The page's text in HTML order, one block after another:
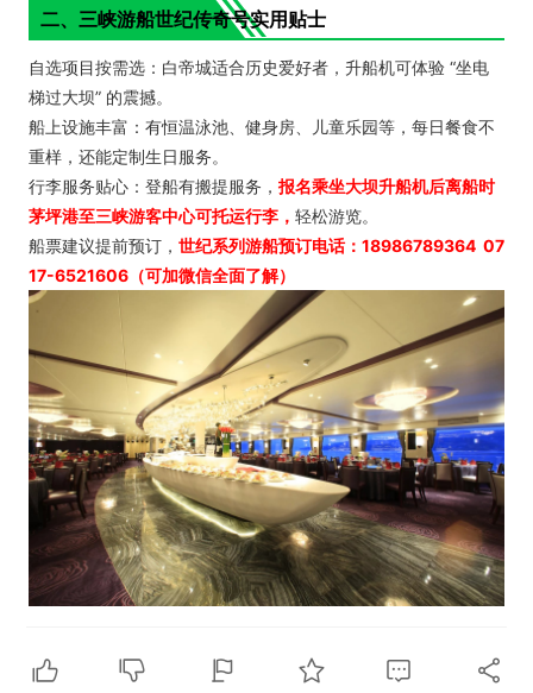
二、三峡游船世纪传奇号实用贴士
自选项目按需选：白帝城适合历史爱好者，升船机可体验 “坐电
梯过大坝” 的震撼。
船上设施丰富：有恒温泳池、健身房、儿童乐园等，每日餐食不
重样，还能定制生日服务。
行李服务贴心：登船有搬提服务， 报名乘坐大坝升船机后离船时
茅坪港至三峡游客中心可托运行李， 轻松游览。
船票建议提前预订， 世纪系列游船预订电话： 18986789364 07
17-6521606（可加微信全面了解）